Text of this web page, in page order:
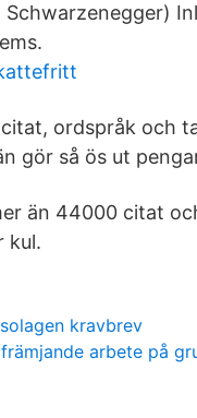
Schwarzenegger)
ordspråk och
gör så ös ut
än 44000 citat
kul.
kravbrev
arbete på